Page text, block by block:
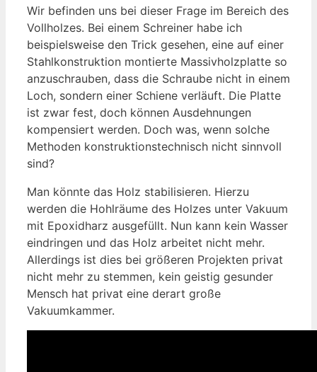
Wir befinden uns bei dieser Frage im Bereich des
Vollholzes. Bei einem Schreiner habe ich
beispielsweise den Trick gesehen, eine auf einer
Stahlkonstruktion montierte Massivholzplatte so
anzuschrauben, dass die Schraube nicht in einem
Loch, sondern einer Schiene verläuft. Die Platte
ist zwar fest, doch können Ausdehnungen
kompensiert werden. Doch was, wenn solche
Methoden konstruktionstechnisch nicht sinnvoll
sind?
Man könnte das Holz stabilisieren. Hierzu
werden die Hohlräume des Holzes unter Vakuum
mit Epoxidharz ausgefüllt. Nun kann kein Wasser
eindringen und das Holz arbeitet nicht mehr.
Allerdings ist dies bei größeren Projekten privat
nicht mehr zu stemmen, kein geistig gesunder
Mensch hat privat eine derart große
Vakuumkammer.